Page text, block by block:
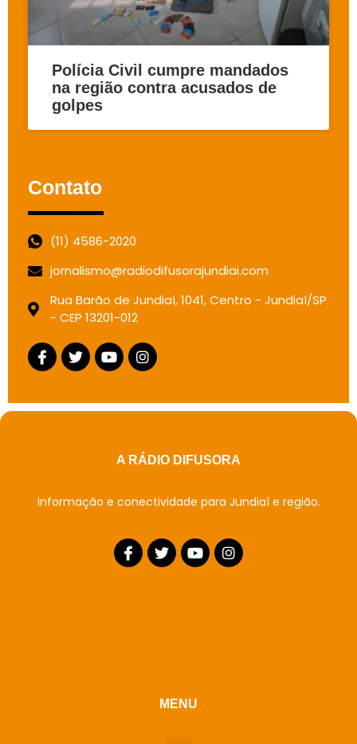
Polícia Civil cumpre mandados
na região contra acusados de
golpes
Contato
(11) 4586-2020
jornalismo@radiodifusorajundiai.com
Rua Barão de Jundiaí, 1041, Centro - Jundiaí/SP
- CEP 13201-012
A RÁDIO DIFUSORA
Informação e conectividade para Jundiaí e região.
MENU